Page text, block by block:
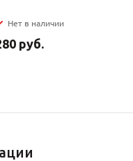
Нет в наличии
руб.